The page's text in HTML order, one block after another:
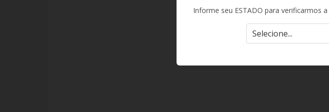
Informe seu ESTADO para verificarmos